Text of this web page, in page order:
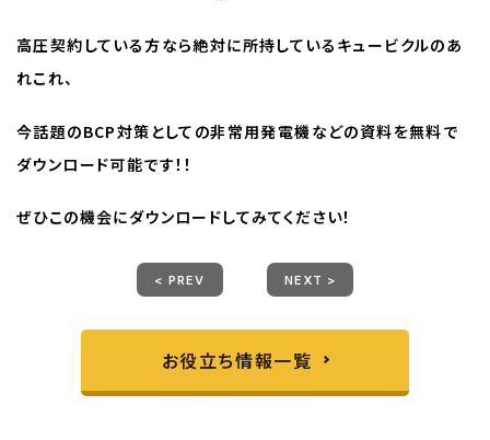
高圧契約している方なら絶対に所持しているキュービクルのあ
れこれ、
今話題のBCP対策としての非常用発電機などの資料を無料で
ダウンロード可能です！！
ぜひこの機会にダウンロードしてみてください！
< PREV NEXT >
お役立ち情報一覧